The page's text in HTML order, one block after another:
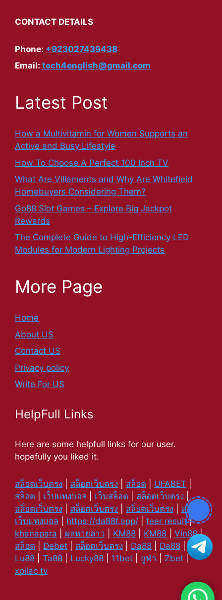
CONTACT DETAILS
Phone: +923027439438
Email: tech4english@gmail.com
Latest Post
How a Multivitamin for Women Supports an
Active and Busy Lifestyle
How To Choose A Perfect 100 Inch TV
What Are Villaments and Why Are Whitefield
Homebuyers Considering Them?
Go88 Slot Games – Explore Big Jackpot
Rewards
The Complete Guide to High-Efficiency LED
Modules for Modern Lighting Projects
More Page
Home
About US
Contact US
Privacy policy
Write For US
HelpFull Links
Here are some helpfull links for our user.
hopefully you liked it.
สล็อตเว็บตรง สล็อตเว็บตรง สล็อต UFABET
สล็อต
เว็บแทงบอล เว็บสล็อต สล็อตเว็บตรง
สล็อตเว็บตรง
สล็อตเว็บตรง สล็อตเว็บตรง สล็อต
เว็บแทงบอล
https://da88f.app/ teer result|
khanapara
ผลหวยลาว KM88 KM88 Vin88|
สล็อต
Debet สล็อตเว็บตรง Da88 Da88
Lu88
Ta88 Lucky88 11bet ยูฟ่า Zbet
xoilac tv